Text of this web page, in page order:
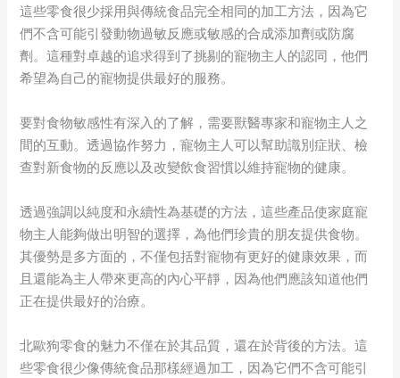
這些零食很少採用與傳統食品完全相同的加工方法，因為它
們不含可能引發動物過敏反應或敏感的合成添加劑或防腐
劑。這種對卓越的追求得到了挑剔的寵物主人的認同，他們
希望為自己的寵物提供最好的服務。
要對食物敏感性有深入的了解，需要獸醫專家和寵物主人之
間的互動。透過協作努力，寵物主人可以幫助識別症狀、檢
查對新食物的反應以及改變飲食習慣以維持寵物的健康。
透過強調以純度和永續性為基礎的方法，這些產品使家庭寵
物主人能夠做出明智的選擇，為他們珍貴的朋友提供食物。
其優勢是多方面的，不僅包括對寵物有更好的健康效果，而
且還能為主人帶來更高的內心平靜，因為他們應該知道他們
正在提供最好的治療。
北歐狗零食的魅力不僅在於其品質，還在於背後的方法。這
些零食很少像傳統食品那樣經過加工，因為它們不含可能引